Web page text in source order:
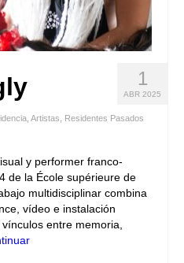
1
ABR 2025
Artistas
Residentes Pasados
y performer franco-
de la École supérieure de
multidisciplinar combina
vídeo e instalación
entre memoria,